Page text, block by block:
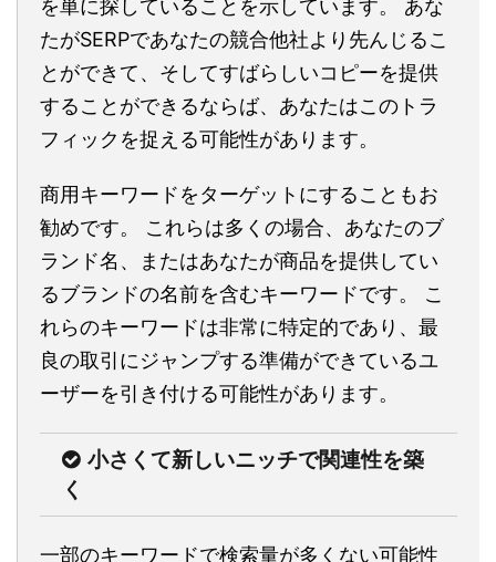
を単に探していることを示しています。 あな
たがSERPであなたの競合他社より先んじるこ
とができて、そしてすばらしいコピーを提供
することができるならば、あなたはこのトラ
フィックを捉える可能性があります。
商用キーワードをターゲットにすることもお
勧めです。 これらは多くの場合、あなたのブ
ランド名、またはあなたが商品を提供してい
るブランドの名前を含むキーワードです。 こ
れらのキーワードは非常に特定的であり、最
良の取引にジャンプする準備ができているユ
ーザーを引き付ける可能性があります。
小さくて新しいニッチで関連性を築
く
一部のキーワードで検索量が多くない可能性